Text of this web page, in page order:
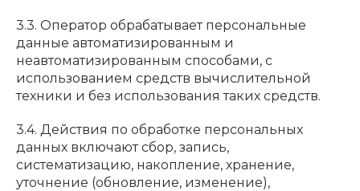
3.3. Оператор обрабатывает персональные
данные автоматизированным и
неавтоматизированным способами, с
использованием средств вычислительной
техники и без использования таких средств.
3.4. Действия по обработке персональных
данных включают сбор, запись,
систематизацию, накопление, хранение,
уточнение (обновление, изменение),